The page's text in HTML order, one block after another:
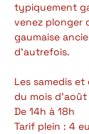
typiquement
venez plonger
gaumaise
d'autrefois.
Les samedis
du mois d'août
De 14h à 18h
Tarif plein : 4